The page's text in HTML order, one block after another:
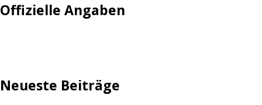
Offizielle Angaben
Neueste Beiträge